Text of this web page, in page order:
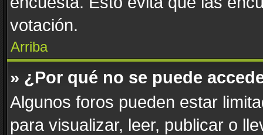
votación.
Arriba
» ¿Por qué no se puede
Algunos foros pueden estar
para visualizar, leer, publicar o